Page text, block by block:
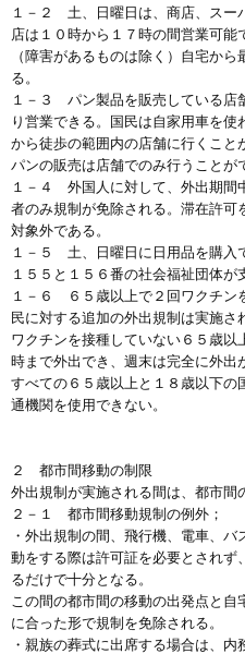
１－２ 土、日曜日は、商店、スー
店は１０時から１７時の間営業可
（障害があるものは除く）自宅か
る。
１－３ パン製品を販売している店
り営業できる。国民は自家用車を
から徒歩の範囲内の店舗に行くこと
パンの販売は店舗でのみ行うことが
１－４ 外国人に対して、外出期間
者のみ規制が免除される。滞在許
対象外である。
１－５ 土、日曜日に日用品を購入
１５５と１５６番の社会福祉団体が
１－６ ６５歳以上で２回ワクチン
民に対する追加の外出規制は実施さ
ワクチンを接種していない６５歳以
時まで外出でき、週末は完全に外出
すべての６５歳以上と１８歳以下
通機関を使用できない。
２ 都市間移動の制限
外出規制が実施される間は、都市間
２－１ 都市間移動規制の例外；
・外出規制の間、飛行機、電車、
動をする際は許可証を必要とされず
るだけで十分となる。
この間の都市間の移動の出発点と自
に合った形で規制を免除される。
・親族の葬式に出席する場合は、